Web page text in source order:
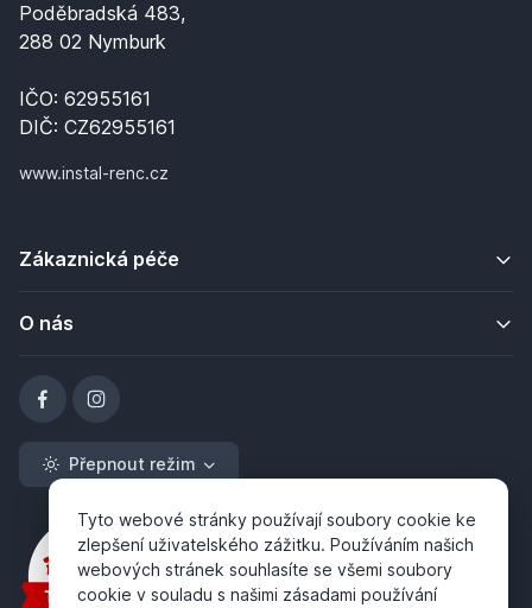
Poděbradská 483,
288 02 Nymburk
IČO: 62955161
DIČ: CZ62955161
www.instal-renc.cz
Zákaznická péče
O nás
Přepnout režim
Tyto webové stránky používají soubory cookie ke
zlepšení uživatelského zážitku. Používáním našich
webových stránek souhlasíte se všemi soubory
cookie v souladu s našimi zásadami používání